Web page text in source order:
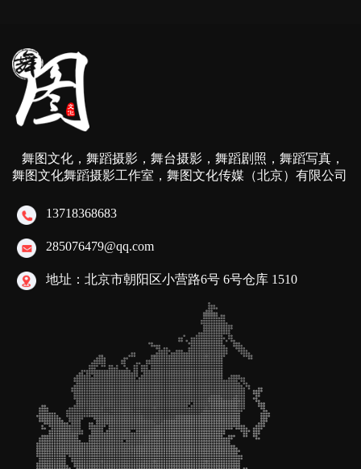
舞图文化，舞蹈摄影，舞台摄影，舞蹈剧照，舞蹈写真，
舞图文化舞蹈摄影工作室，舞图文化传媒（北京）有限公司
13718368683
285076479@qq.com
地址：北京市朝阳区小营路6号 6号仓库 1510